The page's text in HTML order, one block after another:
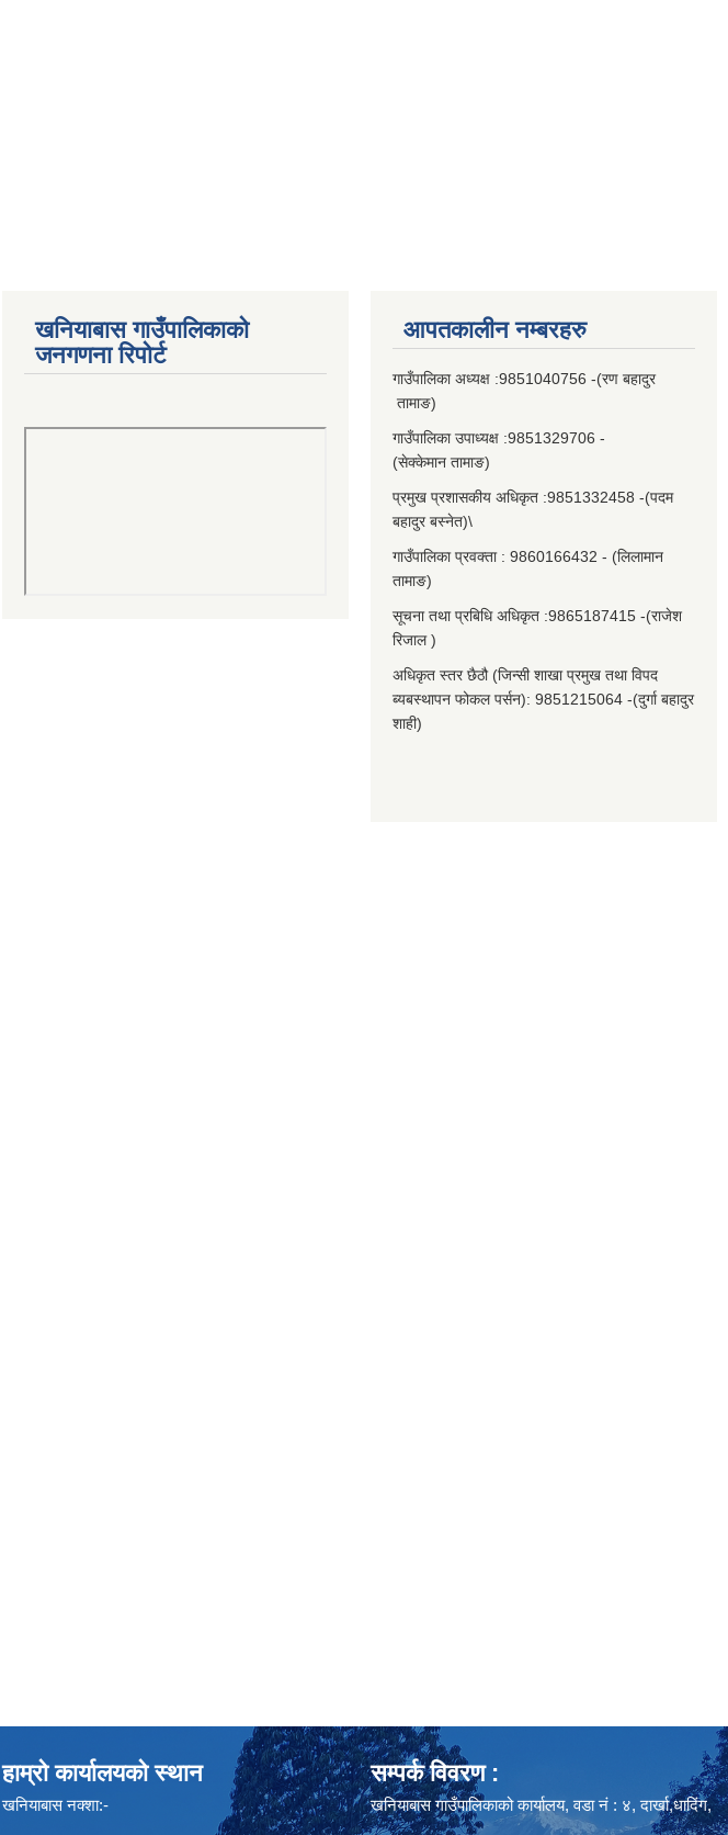
खनियाबास गाउँपालिकाको
जनगणना रिपोर्ट
आपतकालीन नम्बरहरु
गाउँपालिका अध्यक्ष :9851040756 -(रण बहादुर
तामाङ)
गाउँपालिका उपाध्यक्ष :9851329706 -
(सेक्केमान तामाङ)
प्रमुख प्रशासकीय अधिकृत :9851332458 -(पदम
बहादुर बस्नेत)\
गाउँपालिका प्रवक्ता : 9860166432 - (लिलामान
तामाङ)
सूचना तथा प्रबिधि अधिकृत :9865187415 -(राजेश
रिजाल )
अधिकृत स्तर छैठौ (जिन्सी शाखा प्रमुख तथा विपद
ब्यबस्थापन फोकल पर्सन): 9851215064 -(दुर्गा बहादुर
शाही)
हाम्रो कार्यालयको स्थान
खनियाबास नक्शा:-
सम्पर्क विवरण :
खनियाबास गाउँपालिकाको कार्यालय, वडा नं : ४, दार्खा,धादिंग,